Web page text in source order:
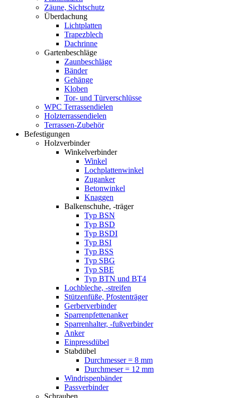
Zäune, Sichtschutz
Überdachung
Lichtplatten
Trapezblech
Dachrinne
Gartenbeschläge
Zaunbeschläge
Bänder
Gehänge
Kloben
Tor- und Türverschlüsse
WPC Terrassendielen
Holzterrassendielen
Terrassen-Zubehör
Befestigungen
Holzverbinder
Winkelverbinder
Winkel
Lochplattenwinkel
Zuganker
Betonwinkel
Knaggen
Balkenschuhe, -träger
Typ BSN
Typ BSD
Typ BSDI
Typ BSI
Typ BSS
Typ SBG
Typ SBE
Typ BTN und BT4
Lochbleche, -streifen
Stützenfüße, Pfostenträger
Gerberverbinder
Sparrenpfettenanker
Sparrenhalter, -fußverbinder
Anker
Einpressdübel
Stabdübel
Durchmesser = 8 mm
Durchmeser = 12 mm
Windrispenbänder
Passverbinder
Schrauben